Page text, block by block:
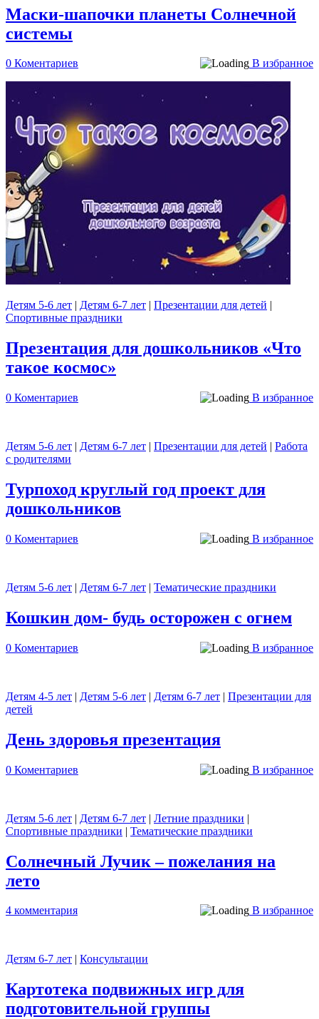
Маски-шапочки планеты Солнечной
системы
0 Коментариев В избранное
Детям 5-6 лет | Детям 6-7 лет | Презентации для детей |
Спортивные праздники
Презентация для дошкольников «Что
такое космос»
0 Коментариев В избранное
Детям 5-6 лет | Детям 6-7 лет | Презентации для детей | Работа
с родителями
Турпоход круглый год проект для
дошкольников
0 Коментариев В избранное
Детям 5-6 лет | Детям 6-7 лет | Тематические праздники
Кошкин дом- будь осторожен с огнем
0 Коментариев В избранное
Детям 4-5 лет | Детям 5-6 лет | Детям 6-7 лет | Презентации для
детей
День здоровья презентация
0 Коментариев В избранное
Детям 5-6 лет | Детям 6-7 лет | Летние праздники |
Спортивные праздники | Тематические праздники
Солнечный Лучик – пожелания на
лето
4 комментария В избранное
Детям 6-7 лет Консультации
Картотека подвижных игр для
подготовительной группы